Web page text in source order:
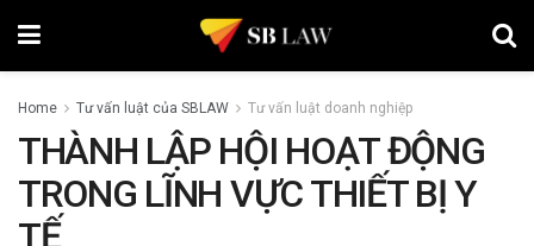
Home Tư vấn luật của SBLAW Tư vấn luật doanh nghiệp
THÀNH LẬP HỘI HOẠT ĐỘNG
TRONG LĨNH VỰC THIẾT BỊ Y
TẾ